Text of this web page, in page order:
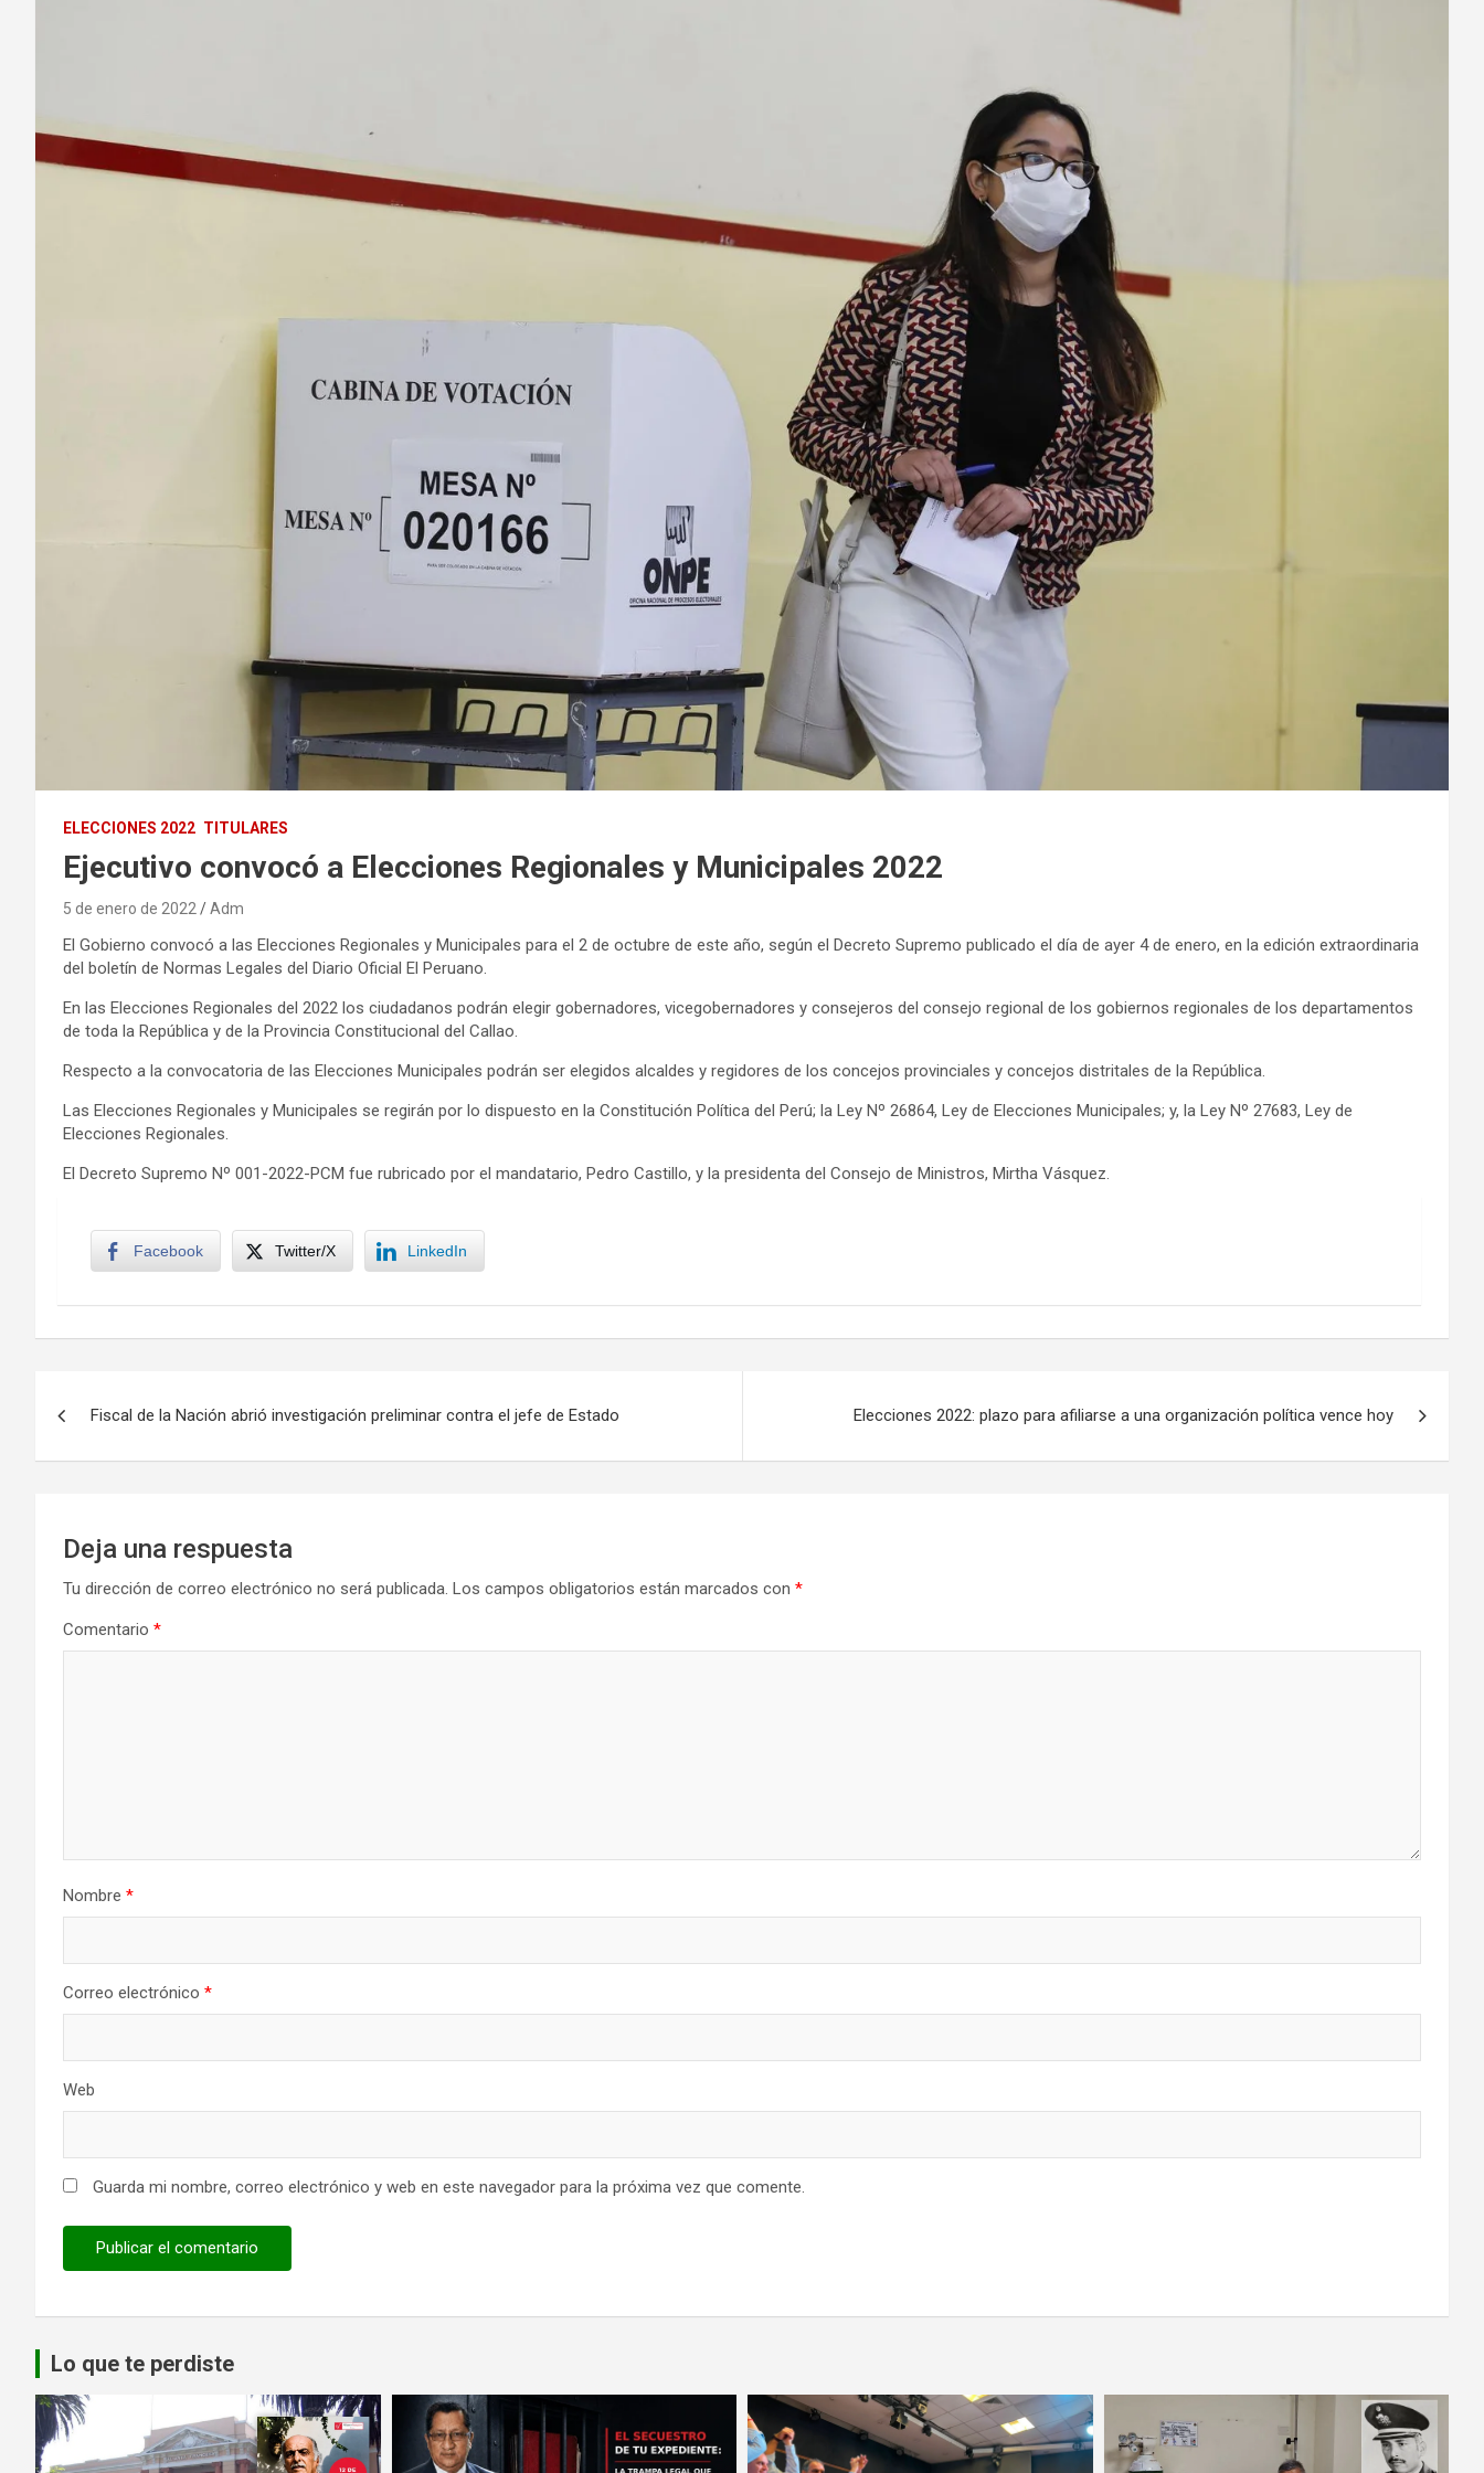
ELECCIONES 2022 TITULARES
Ejecutivo convocó a Elecciones Regionales y Municipales 2022
5 de enero de 2022 Adm
El Gobierno convocó a las Elecciones Regionales y Municipales para el 2 de octubre de este año, según el Decreto Supremo publicado el día de ayer 4 de enero, en la edición extraordinaria
del boletín de Normas Legales del Diario Oficial El Peruano.
En las Elecciones Regionales del 2022 los ciudadanos podrán elegir gobernadores, vicegobernadores y consejeros del consejo regional de los gobiernos regionales de los departamentos
de toda la República y de la Provincia Constitucional del Callao.
Respecto a la convocatoria de las Elecciones Municipales podrán ser elegidos alcaldes y regidores de los concejos provinciales y concejos distritales de la República.
Las Elecciones Regionales y Municipales se regirán por lo dispuesto en la Constitución Política del Perú; la Ley Nº 26864, Ley de Elecciones Municipales; y, la Ley Nº 27683, Ley de
Elecciones Regionales.
El Decreto Supremo Nº 001-2022-PCM fue rubricado por el mandatario, Pedro Castillo, y la presidenta del Consejo de Ministros, Mirtha Vásquez.
Facebook Twitter/X LinkedIn
Fiscal de la Nación abrió investigación preliminar contra el jefe de Estado Elecciones 2022: plazo para afiliarse a una organización política vence hoy
Deja una respuesta
Tu dirección de correo electrónico no será publicada. Los campos obligatorios están marcados con *
Comentario *
Nombre *
Correo electrónico *
Web
Guarda mi nombre, correo electrónico y web en este navegador para la próxima vez que comente.
Lo que te perdiste